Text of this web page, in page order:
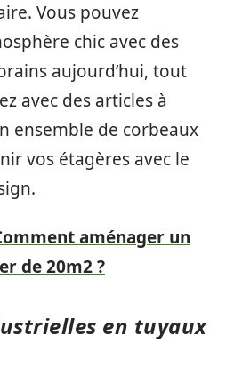
Vous pouvez
chic avec des
aujourd’hui, tout
avec des articles à
ensemble de corbeaux
vos étagères avec le
aménager un
de 20m2 ?
en tuyaux